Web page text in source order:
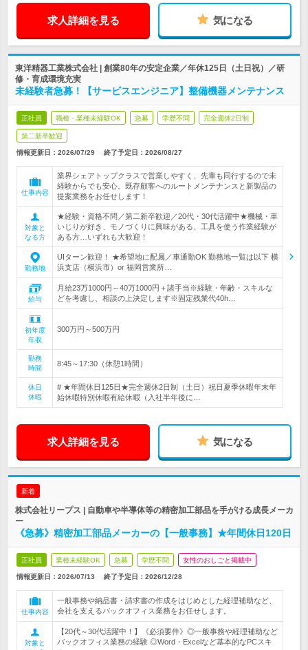
求人詳細を見る 気になる
東洋精器工業株式会社 | 創業80年の安定企業／年休125日（土日祝）／研
修・育成環境充実
未経験者急募！【サービスエンジニア】整備機器メンテナンス
正社員 職種・業種未経験OK 急募 学歴不問 完全週休2日制
第二新卒歓迎
情報更新日：2026/07/29 終了予定日： 2026/08/27
仕事内容
業界シェアトップクラスで営業しやすく、先輩も同行するので未
経験からでも安心。既存顧客へのルートメンテナンスと新製品の
提案業務をお任せします！
対象と
なる方
★経験・資格不問／第二新卒歓迎／20代・30代活躍中★機械・車
いじりが好き、モノづくりに興味がある、工具を使う作業経験が
ある方…いずれも大歓迎！
勤務地
UIターン歓迎！ ★希望地に配属／車通勤OK 勤務地一覧は以下 横
浜支店（横浜市）or 福岡営業所…
給与
月給23万1000円～40万1000円＋諸手当※経験・年齢・スキルな
どを考慮し、相談の上決定します※固定残業代40h…
初年度
年収
300万円～500万円
勤務
時間
8:45～17:30（休憩1時間）
休日
休暇
# ★年間休日125日★完全週休2日制（土日）祝日夏季休暇年末年
始休暇特別休暇有給休暇（入社半年後に…
求人詳細を見る 気になる
新着
株式会社リープス | 自動車や半導体等の精密加工部品を手がける成長メーカ
ー
《急募》精密加工部品メーカーの【一般事務】★年間休日120日
正社員 業種未経験OK 急募 学歴不問 女性のおしごと掲載中
情報更新日：2026/07/13 終了予定日： 2026/12/28
仕事内容
一般事務や納品書・請求書の作成をはじめとした経理補助など、
会社を支えるバックオフィス業務をお任せします。
対象と
【20代～30代活躍中！】《必須要件》◎一般事務や経理補助など
バックオフィス業務の経験 ◎Word・Excelなど基本的なPCスキ